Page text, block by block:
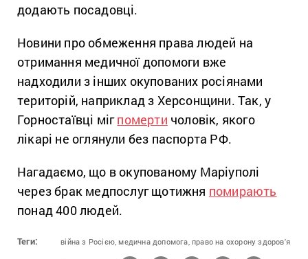
додають посадовці.
Новини про обмеження права людей на
отримання медичної допомоги вже
надходили з інших окупованих росіянами
територій, наприклад з Херсонщини. Так, у
Горностаївці мігпомерти чоловік, якого
лікарі не оглянули без паспорта РФ.
Нагадаємо, що в окупованому Маріуполі
через брак медпослуг щотижня помирають
понад 400 людей.
Теги: війна з Росією, медична допомога, право на охорону здоров'я